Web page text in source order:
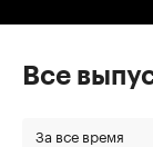
Все
За все время